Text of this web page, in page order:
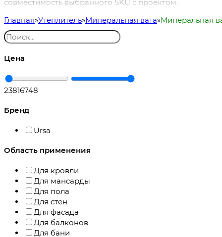
совместимость выбранного SKU с проектом.
Главная Утеплитель Минеральная вата Минеральная
Цена
23816748
Бренд
Ursa
Область применения
Для кровли
Для мансарды
Для пола
Для стен
Для фасада
Для балконов
Для бани